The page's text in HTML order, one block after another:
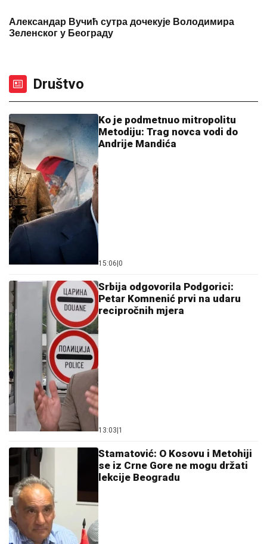
Александар Вучић сутра дочекује Володимира
Зеленског у Београду
Društvo
Ko je podmetnuo mitropolitu
Metodiju: Trag novca vodi do
Andrije Mandića
15:06 0
Srbija odgovorila Podgorici:
Petar Komnenić prvi na udaru
recipročnih mjera
13:03 1
Stamatović: O Kosovu i Metohiji
se iz Crne Gore ne mogu držati
lekcije Beogradu